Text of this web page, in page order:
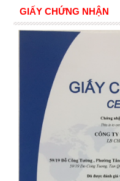
GIẤY CHỨNG NHẬN